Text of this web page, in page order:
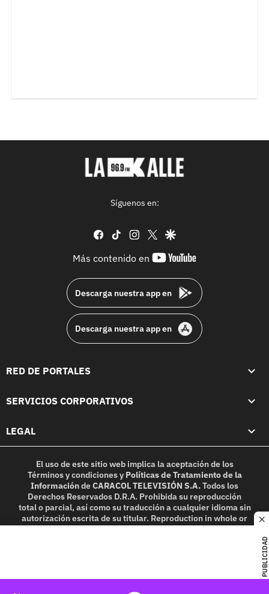
PUBLICIDAD
Síguenos en:
facebook
tiktok instagram
twittergoogle
Más contenido en
youtube-
Descarga nuestra app en
Descarga nuestra app en
RED DE PORTALES
SERVICIOS CORPORATIVOS
LEGAL
El uso de este sitio web implica la aceptación de los
Términos y condicionesy Políticas de Tratamiento de la
InformacióndeCARACOL TELEVISIÓN S.A.Todos los
Derechos Reservados D.R.A. Prohibida su reproducción
total o parcial, así como su traducción a cualquier idioma sin
autorización escrita de su titular. Reproduction in whole or